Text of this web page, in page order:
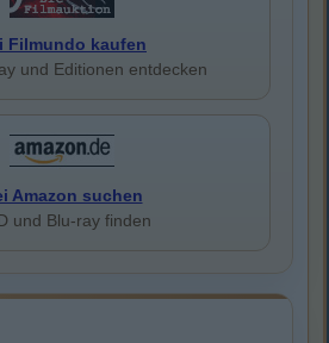
Filmundo kaufen
und Editionen entdecken
Amazon suchen
und Blu-ray finden